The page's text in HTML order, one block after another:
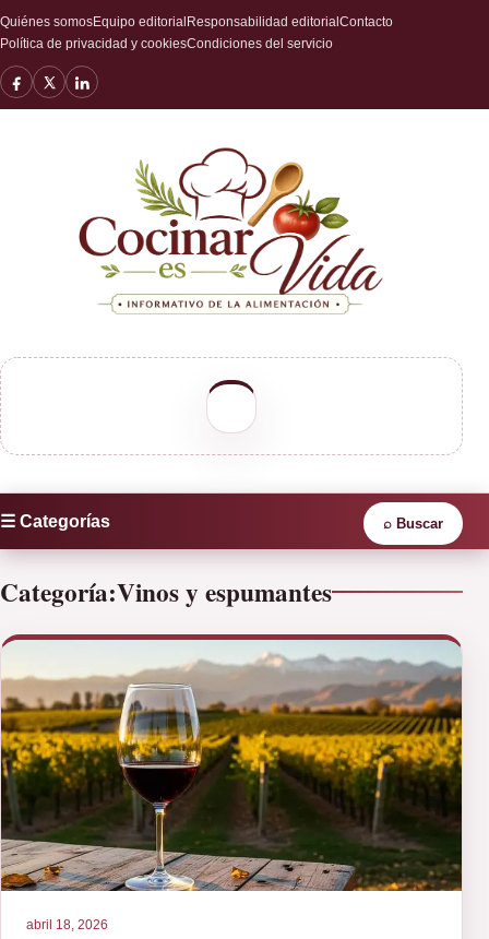
Quiénes somosEquipo editorial Responsabilidad editorial Contacto
Política de privacidad y cookiesCondiciones del servicio
☰ Categorías ⌕ Buscar
Categoría:Vinos y espumantes
abril 18, 2026